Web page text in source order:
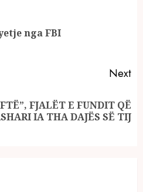
nga FBI
Next
FJALËT E FUNDIT QË
IA THA DAJËS SË TIJ